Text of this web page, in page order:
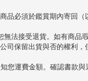
品必須於鑑賞期內寄回
法接受退貨。如有商品
司保留出貨與否的權利
您運費金額。確認書款